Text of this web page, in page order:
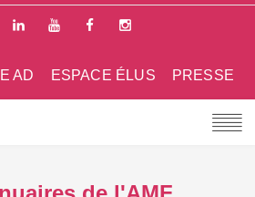
PRESSE
ESPACE ÉLUS
AD